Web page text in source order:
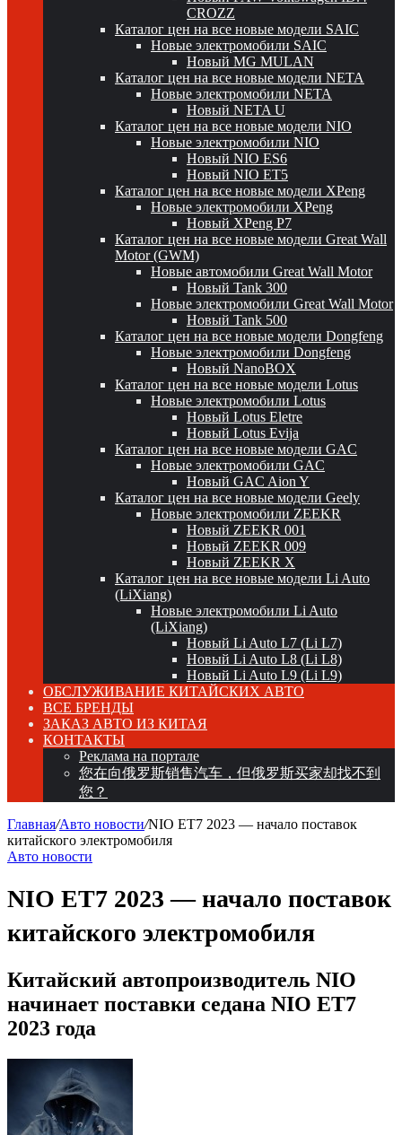
CROZZ
Каталог цен на все новые модели SAIC
Новые электромобили SAIC
Новый MG MULAN
Каталог цен на все новые модели NETA
Новые электромобили NETA
Новый NETA U
Каталог цен на все новые модели NIO
Новые электромобили NIO
Новый NIO ES6
Новый NIO ET5
Каталог цен на все новые модели XPeng
Новые электромобили XPeng
Новый XPeng P7
Каталог цен на все новые модели Great Wall
Motor (GWM)
Новые автомобили Great Wall Motor
Новый Tank 300
Новые электромобили Great Wall Motor
Новый Tank 500
Каталог цен на все новые модели Dongfeng
Новые электромобили Dongfeng
Новый NanoBOX
Каталог цен на все новые модели Lotus
Новые электромобили Lotus
Новый Lotus Eletre
Новый Lotus Evija
Каталог цен на все новые модели GAC
Новые электромобили GAC
Новый GAC Aion Y
Каталог цен на все новые модели Geely
Новые электромобили ZEEKR
Новый ZEEKR 001
Новый ZEEKR 009
Новый ZEEKR X
Каталог цен на все новые модели Li Auto
(LiXiang)
Новые электромобили Li Auto
(LiXiang)
Новый Li Auto L7 (Li L7)
Новый Li Auto L8 (Li L8)
Новый Li Auto L9 (Li L9)
ОБСЛУЖИВАНИЕ КИТАЙСКИХ АВТО
ВСЕ БРЕНДЫ
ЗАКАЗ АВТО ИЗ КИТАЯ
КОНТАКТЫ
Реклама на портале
您在向俄罗斯销售汽车，但俄罗斯买家却找不到
您？
Главная/Авто новости/NIO ET7 2023 — начало поставок
китайского электромобиля
Авто новости
NIO ET7 2023 — начало поставок
китайского электромобиля
Китайский автопроизводитель NIO
начинает поставки седана NIO ET7
2023 года